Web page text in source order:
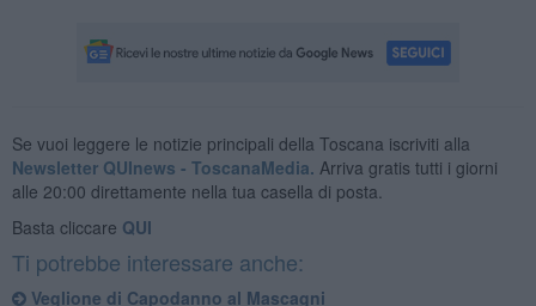
Se vuoi leggere le notizie principali della Toscana iscriviti alla
Newsletter QUInews - ToscanaMedia. Arriva gratis tutti i giorni
alle 20:00 direttamente nella tua casella di posta.
Basta cliccare QUI
Ti potrebbe interessare anche:
Veglione di Capodanno al Mascagni